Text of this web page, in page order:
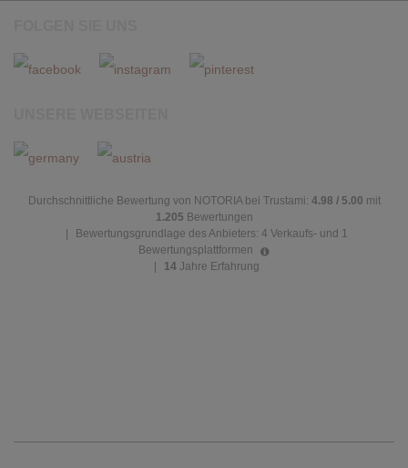
Durchschnittliche Bewertung von NOTORIA bei Trustami: 4.98 / 5.00 mit
1.205 Bewertungen
Bewertungsgrundlage des Anbieters: 4 Verkaufs- und 1
Bewertungsplattformen
14 Jahre Erfahrung